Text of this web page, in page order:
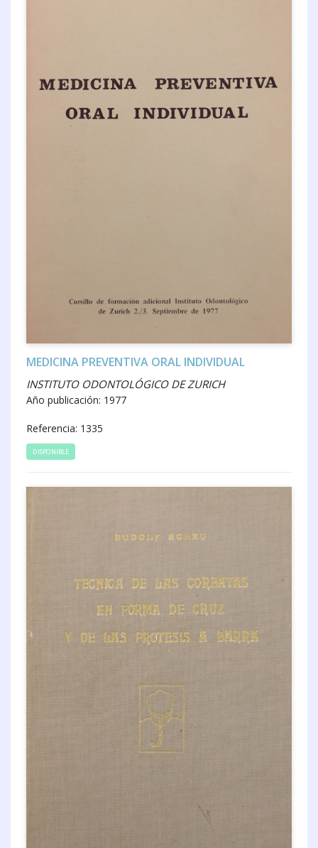
MEDICINA PREVENTIVA ORAL INDIVIDUAL
INSTITUTO ODONTOLÓGICO DE ZURICH
Año publicación: 1977
Referencia: 1335
DISPONIBLE